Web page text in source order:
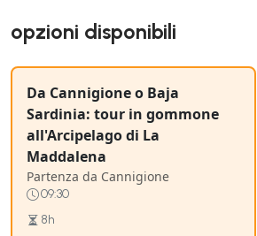
opzioni disponibili
Da Cannigione o Baja
Sardinia: tour in gommone
all'Arcipelago di La
Maddalena
Partenza da Cannigione
09:30
8h